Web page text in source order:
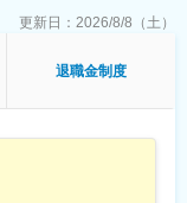
根田駅、栄駅(愛知県)、
金沢駅、あすなろう四
福井県)、大阪梅田駅
駅(地下鉄)、宮之阪
ウェイ山麓駅、天神
駅、水道町駅、五島町
更新日： 2026/8/8（土）
退職金制度